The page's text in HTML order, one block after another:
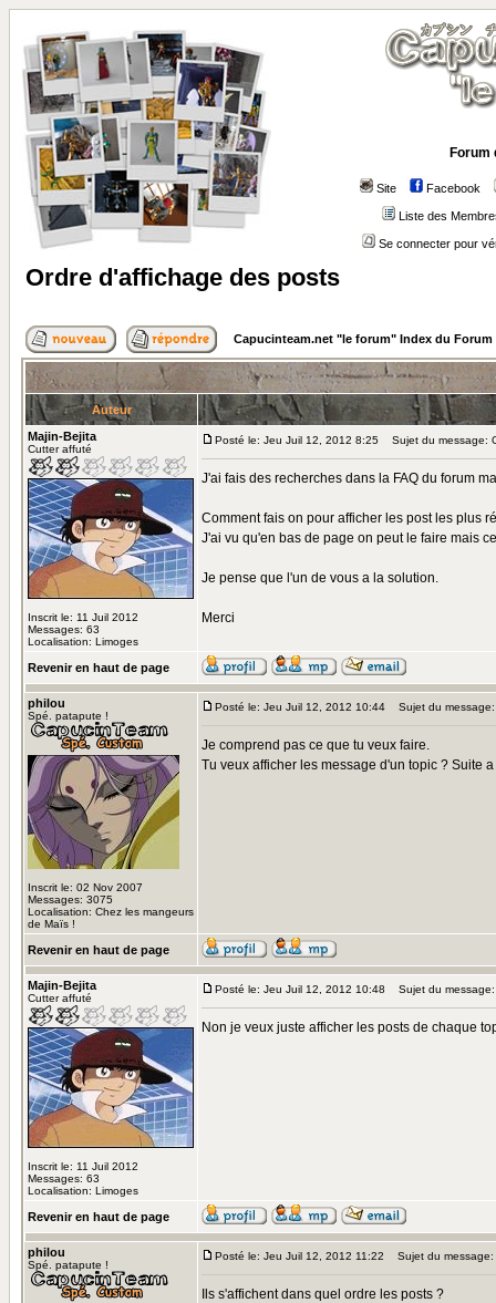
Forum
Site Facebook
Liste des
Se connecter pour
Ordre d'affichage des posts
Capucinteam.net "le forum" Index du Forum
Auteur
Majin-Bejita
Cutter affuté
Inscrit le: 11 Juil 2012
Messages: 63
Localisation: Limoges
Posté le: Jeu Juil 12, 2012 8:25 Sujet du message:
J'ai fais des recherches dans la FAQ du forum
Comment fais on pour afficher les post les plus
J'ai vu qu'en bas de page on peut le faire mais
Je pense que l'un de vous a la solution.
Merci
Revenir en haut de page
philou
Spé. patapute !
Inscrit le: 02 Nov 2007
Messages: 3075
Localisation: Chez les mangeurs
de Maïs !
Posté le: Jeu Juil 12, 2012 10:44 Sujet du message:
Je comprend pas ce que tu veux faire.
Tu veux afficher les message d'un topic ? Suite
Revenir en haut de page
Majin-Bejita
Cutter affuté
Inscrit le: 11 Juil 2012
Messages: 63
Localisation: Limoges
Posté le: Jeu Juil 12, 2012 10:48 Sujet du message:
Non je veux juste afficher les posts de chaque
Revenir en haut de page
philou
Spé. patapute !
Posté le: Jeu Juil 12, 2012 11:22 Sujet du message:
Ils s'affichent dans quel ordre les posts ?